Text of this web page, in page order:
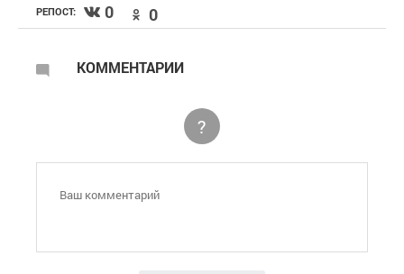
РЕПОСТ: 0 0
КОММЕНТАРИИ
?